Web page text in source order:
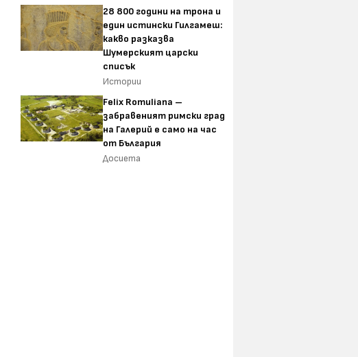
28 800 години на трона и
един истински Гилгамеш:
какво разказва
Шумерският царски
списък
Истории
Felix Romuliana –
забравеният римски град
на Галерий е само на час
от България
Досиета